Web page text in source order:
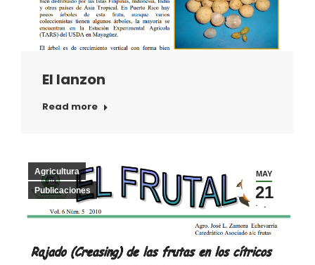
El lanzon
Read more
MAY
21
Agricultura
Publicaciones